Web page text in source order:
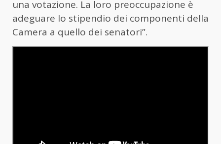
una votazione. La loro preoccupazione è
adeguare lo stipendio dei componenti della
Camera a quello dei senatori”.